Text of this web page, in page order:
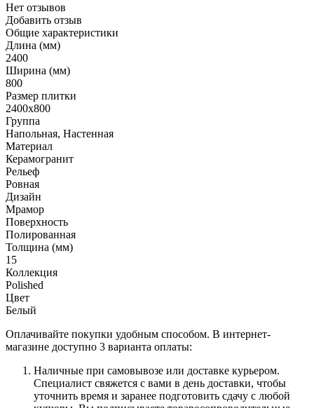
Нет отзывов
Добавить отзыв
Общие характеристики
Длина (мм)
2400
Ширина (мм)
800
Размер плитки
2400x800
Группа
Напольная, Настенная
Материал
Керамогранит
Рельеф
Ровная
Дизайн
Мрамор
Поверхность
Полированная
Толщина (мм)
15
Коллекция
Polished
Цвет
Белый
Оплачивайте покупки удобным способом. В интернет-
магазине доступно 3 варианта оплаты:
Наличные при самовывозе или доставке курьером.
Специалист свяжется с вами в день доставки, чтобы
уточнить время и заранее подготовить сдачу с любой